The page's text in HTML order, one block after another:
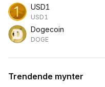
USD1
USD1
Dogecoin
DOGE
Trendende mynter